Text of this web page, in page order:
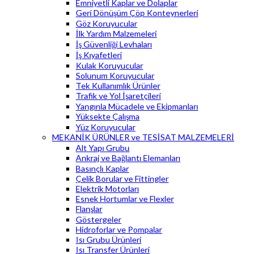
Emniyetli Kaplar ve Dolaplar
Geri Dönüşüm Çöp Konteynerleri
Göz Koruyucular
İlk Yardım Malzemeleri
İş Güvenliği Levhaları
İş Kıyafetleri
Kulak Koruyucular
Solunum Koruyucular
Tek Kullanımlık Ürünler
Trafik ve Yol İşaretçileri
Yangınla Mücadele ve Ekipmanları
Yüksekte Çalışma
Yüz Koruyucular
MEKANİK ÜRÜNLER ve TESİSAT MALZEMELERİ
Alt Yapı Grubu
Ankraj ve Bağlantı Elemanları
Basınçlı Kaplar
Çelik Borular ve Fittingler
Elektrik Motorları
Esnek Hortumlar ve Flexler
Flanşlar
Göstergeler
Hidroforlar ve Pompalar
Isı Grubu Ürünleri
Isı Transfer Ürünleri